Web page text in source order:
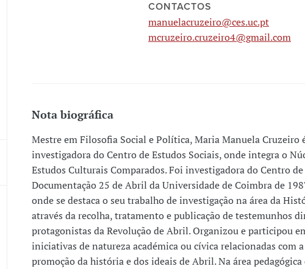
CONTACTOS
manuelacruzeiro@ces.uc.pt
mcruzeiro.cruzeiro4@gmail.com
Nota biográfica
Mestre em Filosofia Social e Política, Maria Manuela Cruzeiro
investigadora do Centro de Estudos Sociais, onde integra o
Estudos Culturais Comparados. Foi investigadora do Centro de
Documentação 25 de Abril da Universidade de Coimbra de
onde se destaca o seu trabalho de investigação na área da
através da recolha, tratamento e publicação de testemunhos
protagonistas da Revolução de Abril. Organizou e participou
iniciativas de natureza académica ou cívica relacionadas com
promoção da história e dos ideais de Abril. Na área